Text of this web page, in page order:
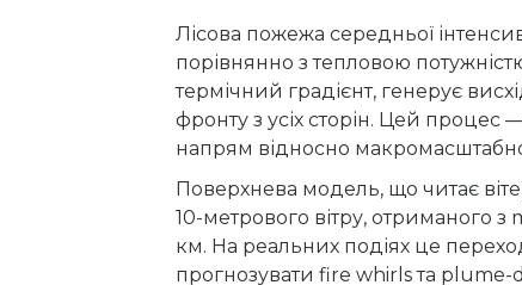
Лісова пожежа середньої
порівнянно з тепловою
термічний градієнт, генерує
фронту з усіх сторін. Цей
напрям відносно
Поверхнева модель, що читає
10-метрового вітру, отриманого
км. На реальних подіях це
прогнозувати fire whirls та plume-